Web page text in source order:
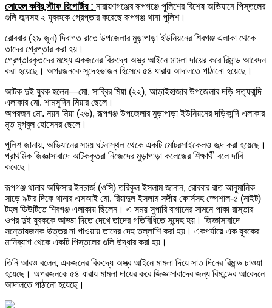
সোহেল কবির,স্টাফ রিপোর্টার : নারায়ণগঞ্জের রূপগঞ্জে পুলিশের বিশেষ অভিযানে পিস্তলের
গুলি জব্দসহ ২ যুবককে গ্রেপ্তার করেছে রূপগঞ্জ থানা পুলিশ।
রোববার (২৯ জুন) দিবাগত রাতে উপজেলার মুড়াপাড়া ইউনিয়নের শিবগঞ্জ এলাকা থেকে
তাদের গ্রেপ্তার করা হয়।
গ্রেপ্তারকৃতদের মধ্যে একজনের বিরুদ্ধে অস্ত্র আইনে মামলা দায়ের করে রিমান্ড আবেদন
করা হয়েছে। অপরজনকে সন্দেহভাজন হিসেবে ৫৪ ধারায় আদালতে পাঠানো হয়েছে।
আটক দুই যুবক হলেন—মো. সাব্বির মিয়া (২২), আড়াইহাজার উপজেলার দড়ি সত্যবান্দি
এলাকার মো. শামসুদিন মিয়ার ছেলে।
অপরজন মো. নয়ন মিয়া (২৬), রূপগঞ্জ উপজেলার মুড়াপাড়া ইউনিয়নের দড়িকান্দি এলাকার
মৃত মুগবুল হোসেনর ছেলে।
পুলিশ জানায়, অভিযানের সময় ঘটনাস্থল থেকে একটি মোটরসাইকেলও জব্দ করা হয়েছে।
প্রাথমিক জিজ্ঞাসাবাদে আটককৃতরা নিজেদের মুড়াপাড়া কলেজের শিক্ষার্থী বলে দাবি
করেছে।
রূপগঞ্জ থানার অফিসার ইনচার্জ (ওসি) তরিকুল ইসলাম জানান, রোববার রাত আনুমানিক
সাড়ে ৯টার দিকে থানার এসআই মো. রিয়াদুল ইসলাম সঙ্গীয় ফোর্সসহ স্পেশাল-৫ (নাইট)
টহল ডিউটিতে শিবগঞ্জ এলাকায় ছিলেন। এ সময় সুপারি বাগানের সামনে পাকা রাস্তার
ওপর দুই যুবককে আড্ডা দিতে দেখে তাদের গতিবিধিতে সন্দেহ হয়। জিজ্ঞাসাবাদে
সন্তোষজনক উত্তর না পাওয়ায় তাদের দেহ তল্লাশি করা হয়। একপর্যায়ে এক যুবকের
মানিব্যাগ থেকে একটি পিস্তলের গুলি উদ্ধার করা হয়।
তিনি আরও বলেন, একজনের বিরুদ্ধে অস্ত্র আইনে মামলা দিয়ে সাত দিনের রিমান্ড চাওয়া
হয়েছে। অপরজনকে ৫৪ ধারায় মামলা দায়ের করে জিজ্ঞাসাবাদের জন্য রিমান্ডের আবেদনে
আদালতে পাঠানো হয়েছে।